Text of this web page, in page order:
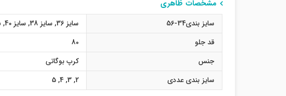
مشخصات ظاهری
سایز بندی34-56 سایز 36 , سایز 38 , سایز 40 ,
قد جلو
80
جنس
کرپ بوگاتی
سایز بندی عددی
2
,
3
,
4
,
5